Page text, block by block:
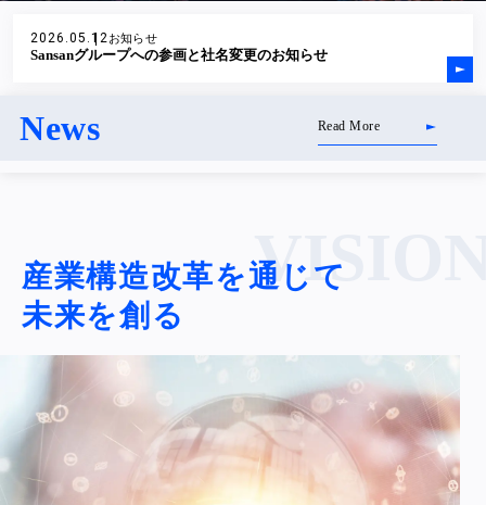
2026.05.12お知らせ
Sansanグループへの参画と社名変更のお知らせ
News Read More
産業構造改革を通じて
未来を創る